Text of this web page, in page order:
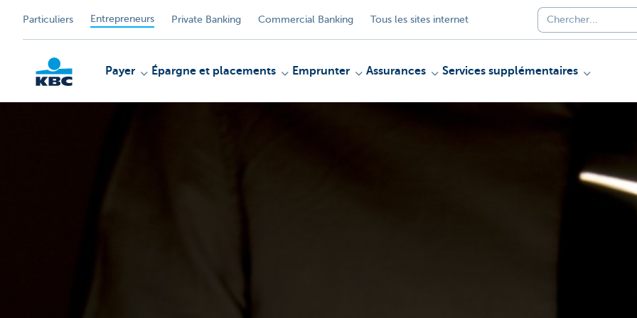
Particuliers Entrepreneurs Private Banking Commercial Banking Tous les sites internet
Payer Épargne et placements Emprunter Assurances Services supplémentaires